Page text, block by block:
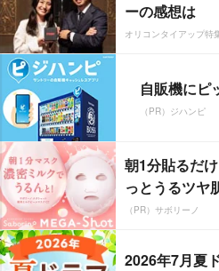
ーの感想は
オリコンタイアップ特
自販機にピ
（PR）ジハンピ
朝1分貼るだ
っとうるツヤ
（PR）サボリーノ
2026年7月夏